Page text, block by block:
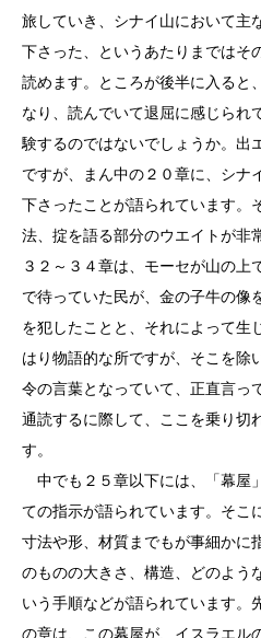
旅していき、シナイ山において主
下さった、というあたりまではそ
読めます。ところが後半に入ると
なり、読んでいて退屈に感じられ
験するのではないでしょうか。出
ですが、まん中の２０章に、シナ
下さったことが語られています。
法、掟を語る部分のウエイトが非
３２～３４章は、モーセが山の上
で待っていた民が、金の子牛の像
を犯したことと、それによって生
はり物語的な所ですが、そこを除
令の言葉となっていて、正直言っ
通読するに際して、ここを乗り切
す。
中でも２５章以下には、「幕屋
ての指示が語られています。そこ
寸法や形、材質までもが事細かに
のものの大きさ、構造、どのよう
いう手順などが語られています。
の章は、この幕屋が、イスラエル